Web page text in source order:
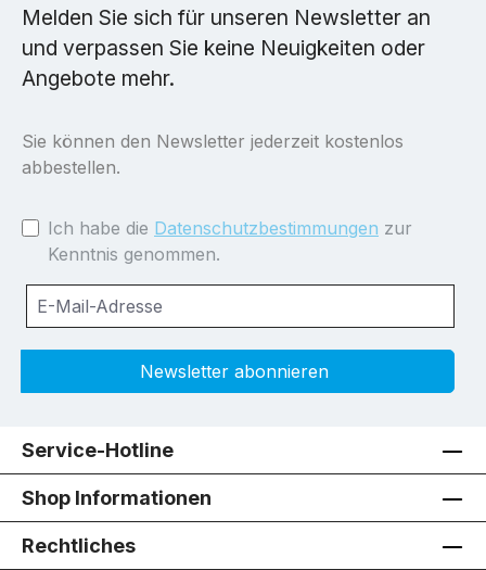
Melden Sie sich für unseren Newsletter an
und verpassen Sie keine Neuigkeiten oder
Angebote mehr.
Sie können den Newsletter jederzeit kostenlos
abbestellen.
Ich habe die Datenschutzbestimmungen zur
Kenntnis genommen.
Newsletter abonnieren
Service-Hotline
Shop Informationen
Rechtliches